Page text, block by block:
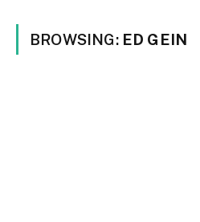
BROWSING: ED GEIN